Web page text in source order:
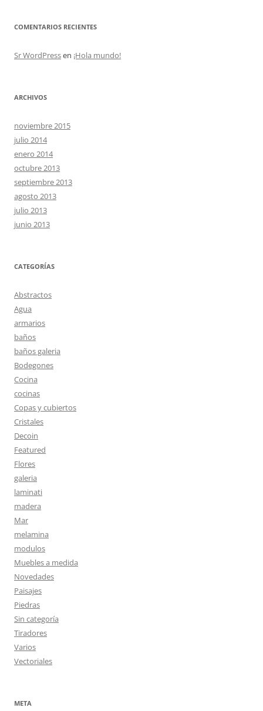
COMENTARIOS RECIENTES
Sr WordPressen ¡Hola mundo!
ARCHIVOS
noviembre 2015
julio 2014
enero 2014
octubre 2013
septiembre 2013
agosto 2013
julio 2013
junio 2013
CATEGORÍAS
Abstractos
Agua
armarios
baños
baños galeria
Bodegones
Cocina
cocinas
Copas y cubiertos
Cristales
Decoin
Featured
Flores
galeria
laminati
madera
Mar
melamina
modulos
Muebles a medida
Novedades
Paisajes
Piedras
Sin categoría
Tiradores
Varios
Vectoriales
META